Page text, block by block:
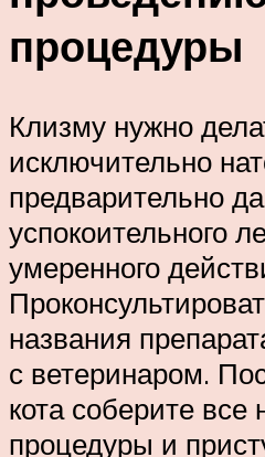
процедуры
Клизму нужно
исключительно
предварительно
успокоительного
умеренного
названия
с ветеринаром.
кота соберите
процедуры и